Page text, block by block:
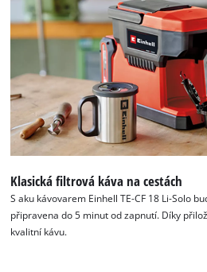
used.
Powered
Usercentrics
Consent
Management
Platform
Klasická filtrová káva na cestách
S aku kávovarem Einhell TE-CF 18 Li-Solo
připravena do 5 minut od zapnutí. Díky
kvalitní kávu.